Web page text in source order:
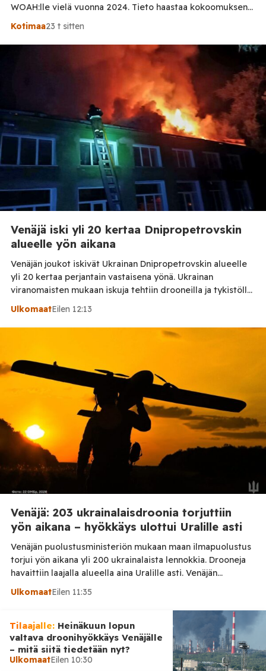
WOAH:lle vielä vuonna 2024. Tieto haastaa kokoomuksen
kansanedustaja Timo Heinosen (kok.) esittämän väitteen
ilmoittanut tuoreesta Virolahden tapauksesta sekä
WOAH:n kautta että suoraan Venäjän
eläinlääkintäviranomaisille. Ruokavirasto kertoi Posi TV:lle
tarkempia tietoja Suomen ensimmäisestä afrikkalaisen
sikaruton tapauksesta sekä eläintautitietojen vaihdosta […]
Kotimaa23 t sitten
Venäjä iski yli 20 kertaa Dnipropetrovskin
alueelle yön aikana
Venäjän joukot iskivät Ukrainan Dnipropetrovskin alueelle
yli 20 kertaa perjantain vastaisena yönä. Ukrainan
viranomaisten mukaan iskuja tehtiin drooneilla ja tykistöllä
viidelle eri alueelle. Henkilövahingoilta vältyttiin.
Oleksandr Hanzha kertoi perjantaiaamuna 7. elokuuta
alueelle. Nikopolin alueella iskuja kohdistui Nikopolin
kaupunkiin sekä […]
UlkomaatEilen 12:13
Venäjä: 203 ukrainalaisdroonia torjuttiin
yön aikana – hyökkäys ulottui Uralille asti
Venäjän puolustusministeriön mukaan maan ilmapuolustus
torjui yön aikana yli 200 ukrainalaista lennokkia. Drooneja
havaittiin laajalla alueella aina Uralille asti. Venäjän
puolustusministeriön virallisen ilmoituksen mukaan
kiinteäsiipistä miehittämätöntä ilma-alusta torstai-illan 6.
elokuuta ja perjantaiaamun 7. elokuuta välisenä aikana.
Ministeriön ilmoitus koskee aikaväliä kello 20–08
Moskovan aikaa. Ministeriön mukaan drooneja torjuttiin […]
UlkomaatEilen 11:35
Tilaajalle: Heinäkuun lopun
valtava droonihyökkäys Venäjälle
– mitä siitä tiedetään nyt?
UlkomaatEilen 10:30